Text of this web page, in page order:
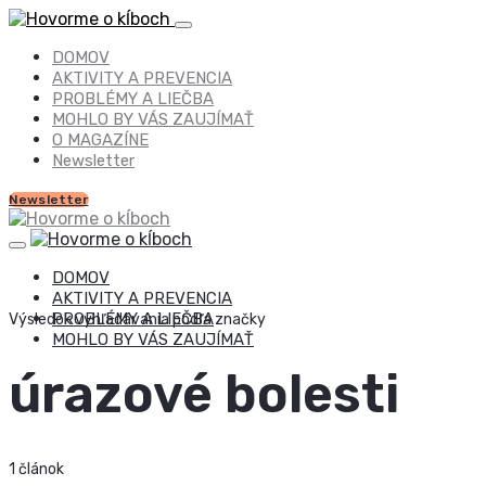
DOMOV
AKTIVITY A PREVENCIA
PROBLÉMY A LIEČBA
MOHLO BY VÁS ZAUJÍMAŤ
O MAGAZÍNE
Newsletter
Newsletter
DOMOV
AKTIVITY A PREVENCIA
PROBLÉMY A LIEČBA
MOHLO BY VÁS ZAUJÍMAŤ
Výsledok vyhľadávania podľa značky
úrazové bolesti
1 článok